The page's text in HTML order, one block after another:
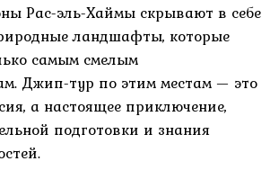
Рас-эль-Хаймы скрывают в себе
ландшафты, которые
самым смелым
Джип-тур по этим местам — это
а настоящее приключение,
подготовки и знания